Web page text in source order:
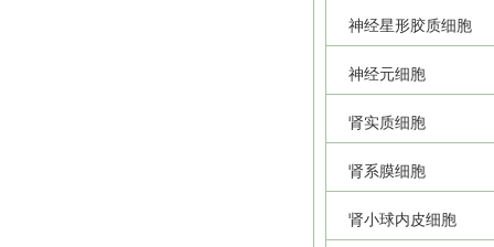
神经星形胶质细胞
神经元细胞
肾实质细胞
肾系膜细胞
肾小球内皮细胞